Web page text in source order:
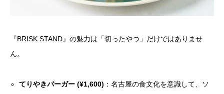
『BRISK STAND』の魅力は「切ったやつ」だけではありませ
ん。
てりやきバーガー (¥1,600) ：名古屋の食文化を意識して、ソ